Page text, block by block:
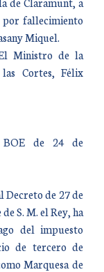
fallecimiento
Miquel.
Ministro de la
las Cortes, Félix
BOE de 24 de
Decreto de 27 de
S. M. el Rey, ha
del impuesto
de tercero de
Marquesa de